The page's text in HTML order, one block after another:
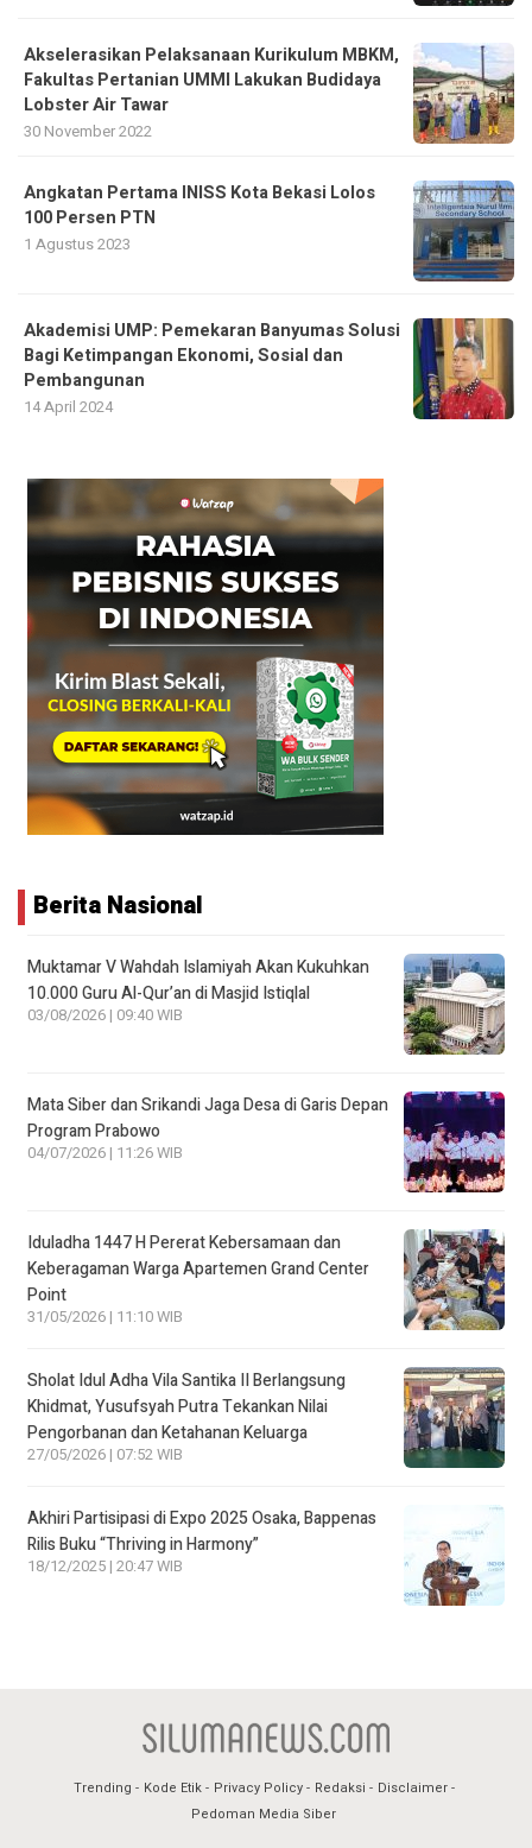
Akselerasikan Pelaksanaan Kurikulum MBKM,
Fakultas Pertanian UMMI Lakukan Budidaya
Lobster Air Tawar
30 November 2022
Angkatan Pertama INISS Kota Bekasi Lolos
100 Persen PTN
1 Agustus 2023
Akademisi UMP: Pemekaran Banyumas Solusi
Bagi Ketimpangan Ekonomi, Sosial dan
Pembangunan
14 April 2024
Berita Nasional
Muktamar V Wahdah Islamiyah Akan Kukuhkan
10.000 Guru Al-Qur’an di Masjid Istiqlal
03/08/2026 | 09:40 WIB
Mata Siber dan Srikandi Jaga Desa di Garis Depan
Program Prabowo
04/07/2026 | 11:26 WIB
Iduladha 1447 H Pererat Kebersamaan dan
Keberagaman Warga Apartemen Grand Center
Point
31/05/2026 | 11:10 WIB
Sholat Idul Adha Vila Santika II Berlangsung
Khidmat, Yusufsyah Putra Tekankan Nilai
Pengorbanan dan Ketahanan Keluarga
27/05/2026 | 07:52 WIB
Akhiri Partisipasi di Expo 2025 Osaka, Bappenas
Rilis Buku “Thriving in Harmony”
18/12/2025 | 20:47 WIB
Trending Kode Etik Privacy Policy Redaksi
Disclaimer
Pedoman Media Siber